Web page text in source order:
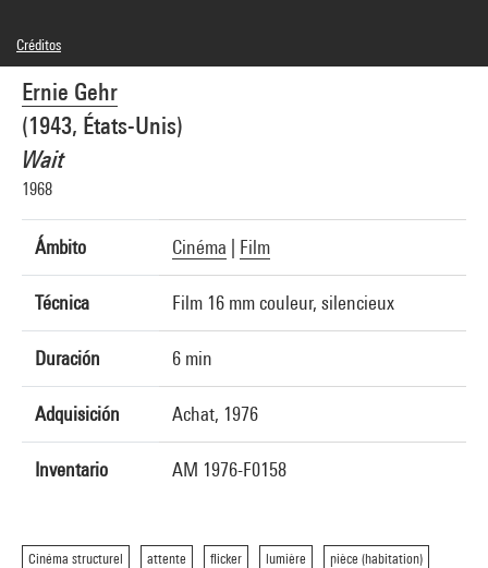
Ernie Gehr
(1943, États-Unis)
Wait
1968
Ámbito Cinéma Film
Técnica Film 16 mm couleur, silencieux
Duración 6 min
Adquisición Achat, 1976
Inventario AM 1976-F0158
Cinéma structurel attente flicker lumière pièce (habitation)
Créditos
Leyenda : Photogrammes
© droits réservés
Créditos fotográficos : Centre Pompidou, MNAM-CCI/Service de la documentation
photographique du MNAM/Dist. GrandPalaisRmn
Referencia de la imagen : 4N11644